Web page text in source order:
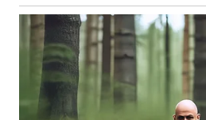
WN
KARO
WN
SIMALUNGUN